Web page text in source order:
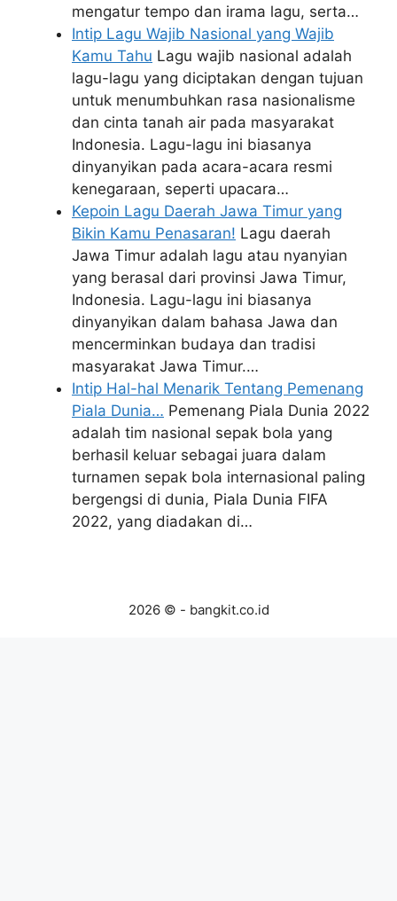
mengatur tempo dan irama lagu, serta…
Intip Lagu Wajib Nasional yang Wajib
Kamu Tahu Lagu wajib nasional adalah
lagu-lagu yang diciptakan dengan tujuan
untuk menumbuhkan rasa nasionalisme
dan cinta tanah air pada masyarakat
Indonesia. Lagu-lagu ini biasanya
dinyanyikan pada acara-acara resmi
kenegaraan, seperti upacara…
Kepoin Lagu Daerah Jawa Timur yang
Bikin Kamu Penasaran! Lagu daerah
Jawa Timur adalah lagu atau nyanyian
yang berasal dari provinsi Jawa Timur,
Indonesia. Lagu-lagu ini biasanya
dinyanyikan dalam bahasa Jawa dan
mencerminkan budaya dan tradisi
masyarakat Jawa Timur.…
Intip Hal-hal Menarik Tentang Pemenang
Piala Dunia… Pemenang Piala Dunia 2022
adalah tim nasional sepak bola yang
berhasil keluar sebagai juara dalam
turnamen sepak bola internasional paling
bergengsi di dunia, Piala Dunia FIFA
2022, yang diadakan di…
2026 © - bangkit.co.id